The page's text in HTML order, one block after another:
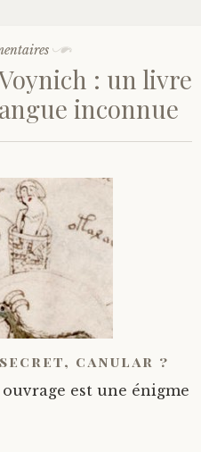
: un livre
inconnue
canular ?
est une énigme